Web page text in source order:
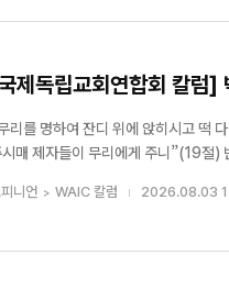
제독립교회연합회 칼럼]
리를 명하여 잔디 위에 앉히시고 떡
제자들이 무리에게 주니”(19절) 빈들에서의 집회를 마치고 몰려온 수많은 백성들의 식사 문제를 생각하던 제자들
고 이런 상황이니 저들을 마을로 보...
니언 WAIC 칼럼 2026.08.03